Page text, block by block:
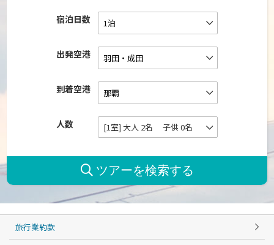
宿泊日数
出発空港
到着空港
人数 [1室] 大人 2名 子供 0名
旅行業約款